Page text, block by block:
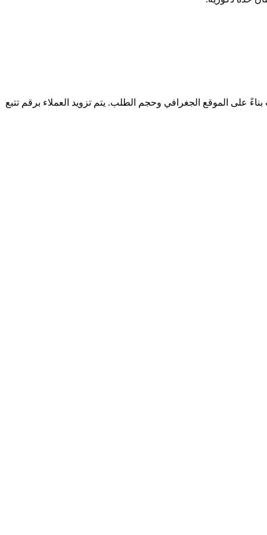
الطلبات خلال مدة تتراوح بين 2 إلى 5 أيام عمل. تكلفة الشحن تحتسب بناءً على الموقع الجغرافي وحجم الطلب. يتم تزويد العملاء برقم تتبع